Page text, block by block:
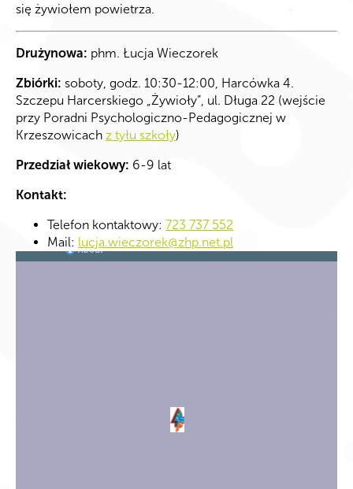
się żywiołem powietrza.
Drużynowa: phm. Łucja Wieczorek
Zbiórki: soboty, godz. 10:30-12:00, Harcówka 4.
Szczepu Harcerskiego „Żywioły”, ul. Długa 22 (wejście
przy Poradni Psychologiczno-Pedagogicznej w
Krzeszowicach z tyłu szkoły)
Przedział wiekowy: 6-9 lat
Kontakt:
Telefon kontaktowy: 723 737 552
Mail: lucja.wieczorek@zhp.net.pl